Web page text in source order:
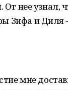
нее узнал,
Зифа и Диля
мне